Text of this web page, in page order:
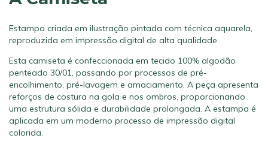
Estampa criada em ilustração pintada com técnica aquarela,
reproduzida em impressão digital de alta qualidade.
Esta camiseta é confeccionada em tecido 100% algodão
penteado 30/01, passando por processos de pré-
encolhimento, pré-lavagem e amaciamento. A peça apresenta
reforços de costura na gola e nos ombros, proporcionando
uma estrutura sólida e durabilidade prolongada. A estampa é
aplicada em um moderno processo de impressão digital
colorida.